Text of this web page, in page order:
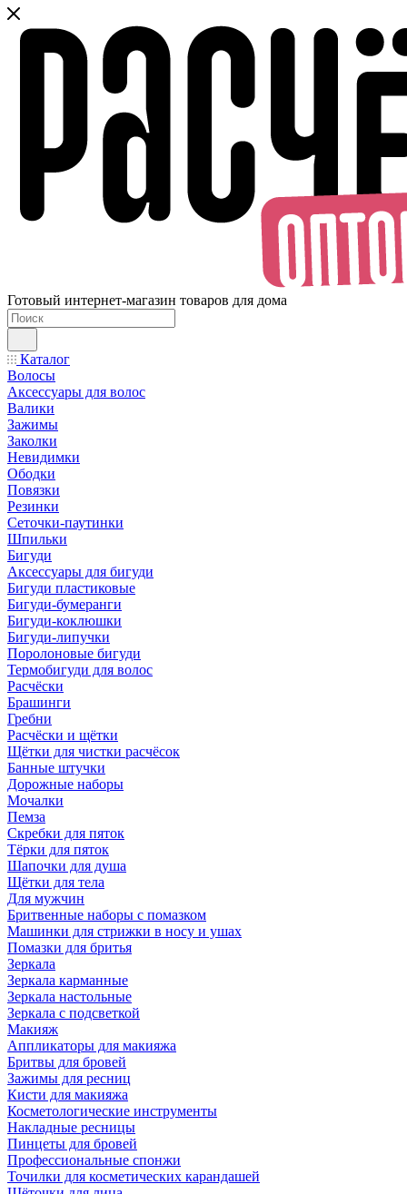
Готовый интернет-магазин товаров для дома
Каталог
Волосы
Аксессуары для волос
Валики
Зажимы
Заколки
Невидимки
Ободки
Повязки
Резинки
Сеточки-паутинки
Шпильки
Бигуди
Аксессуары для бигуди
Бигуди пластиковые
Бигуди-бумеранги
Бигуди-коклюшки
Бигуди-липучки
Поролоновые бигуди
Термобигуди для волос
Расчёски
Брашинги
Гребни
Расчёски и щётки
Щётки для чистки расчёсок
Банные штучки
Дорожные наборы
Мочалки
Пемза
Скребки для пяток
Тёрки для пяток
Шапочки для душа
Щётки для тела
Для мужчин
Бритвенные наборы с помазком
Машинки для стрижки в носу и ушах
Помазки для бритья
Зеркала
Зеркала карманные
Зеркала настольные
Зеркала с подсветкой
Макияж
Аппликаторы для макияжа
Бритвы для бровей
Зажимы для ресниц
Кисти для макияжа
Косметологические инструменты
Накладные ресницы
Пинцеты для бровей
Профессиональные спонжи
Точилки для косметических карандашей